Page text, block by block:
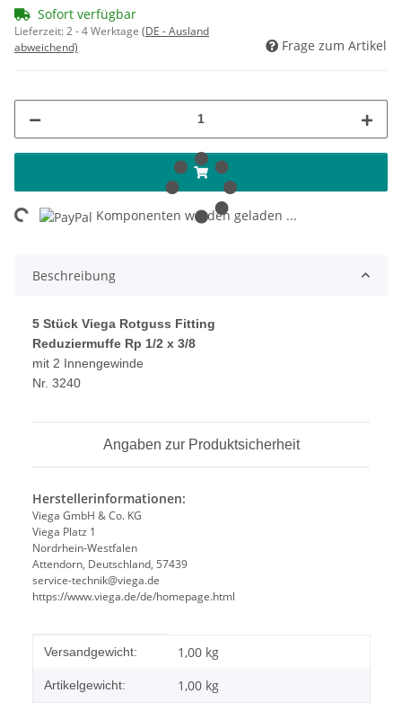
Sofort verfügbar
Lieferzeit:2 - 4 Werktage (DE - Ausland
abweichend)
Frage zum Artikel
Komponenten werden geladen ...
Beschreibung
5 Stück Viega Rotguss Fitting
Reduziermuffe Rp 1/2 x 3/8
mit 2 Innengewinde
Nr. 3240
Angaben zur Produktsicherheit
Herstellerinformationen:
Viega GmbH & Co. KG
Viega Platz 1
Nordrhein-Westfalen
Attendorn, Deutschland, 57439
service-technik@viega.de
https://www.viega.de/de/homepage.html
Produkteigenschaft
Wert
Versandgewicht: 1,00 kg
Artikelgewicht: 1,00 kg